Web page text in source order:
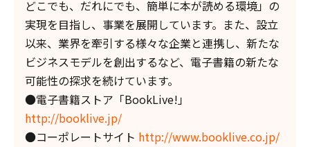
どこでも、だれにでも、簡単に本が読める環境」の
実現を目指し、事業を展開しています。また、設立
以来、業界を牽引する様々な企業と連携し、新たな
ビジネスモデルを創出するなど、電子書籍の新たな
可能性の探求を続けています。
●電子書籍ストア「BookLive!」
http://booklive.jp/
●コーポレートサイト http://www.booklive.co.jp/